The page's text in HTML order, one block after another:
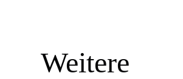
Weitere